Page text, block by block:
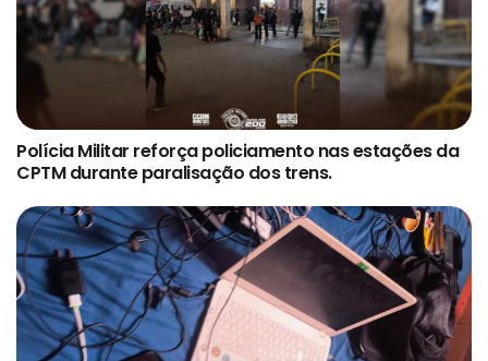
Polícia Militar reforça policiamento nas estações da
CPTM durante paralisação dos trens.